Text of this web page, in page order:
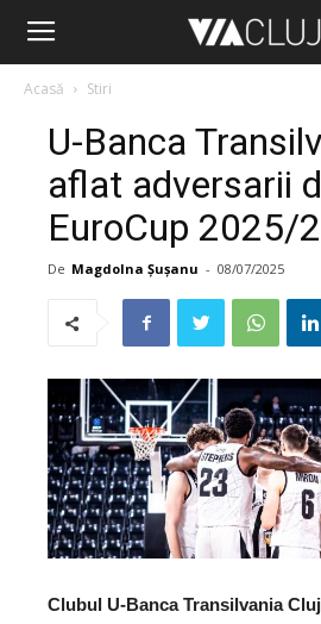
Acasă Stiri
U-Banca
aflat adversarii
EuroCup 2025/
De Magdolna Șușanu - 08/07/2025
Clubul U-Banca Transilvania